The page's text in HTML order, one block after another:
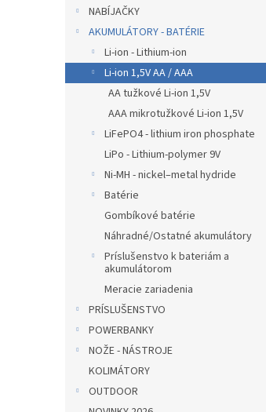
NABÍJAČKY
AKUMULÁTORY - BATÉRIE
Li-ion - Lithium-ion
Li-ion 1,5V AA / AAA
AA tužkové Li-ion 1,5V
AAA mikrotužkové Li-ion 1,5V
LiFePO4 - lithium iron phosphate
LiPo - Lithium-polymer 9V
Ni-MH - nickel–metal hydride
Batérie
Gombíkové batérie
Náhradné/Ostatné akumulátory
Príslušenstvo k bateriám a
akumulátorom
Meracie zariadenia
PRÍSLUŠENSTVO
POWERBANKY
NOŽE - NÁSTROJE
KOLIMÁTORY
OUTDOOR